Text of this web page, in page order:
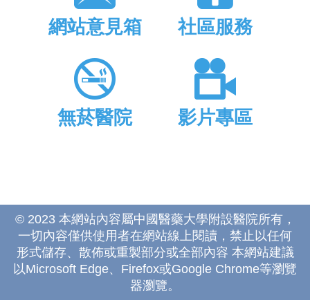
網站意見箱 社區服務
無菸醫院 影片專區
© 2023 本網站內容屬中國醫藥大學附設醫院所有，
一切內容僅供使用者在網站線上閱讀，禁止以任何
形式儲存、散佈或重製部分或全部內容 本網站建議
以Microsoft Edge、Firefox或Google Chrome等瀏覽
器瀏覽。